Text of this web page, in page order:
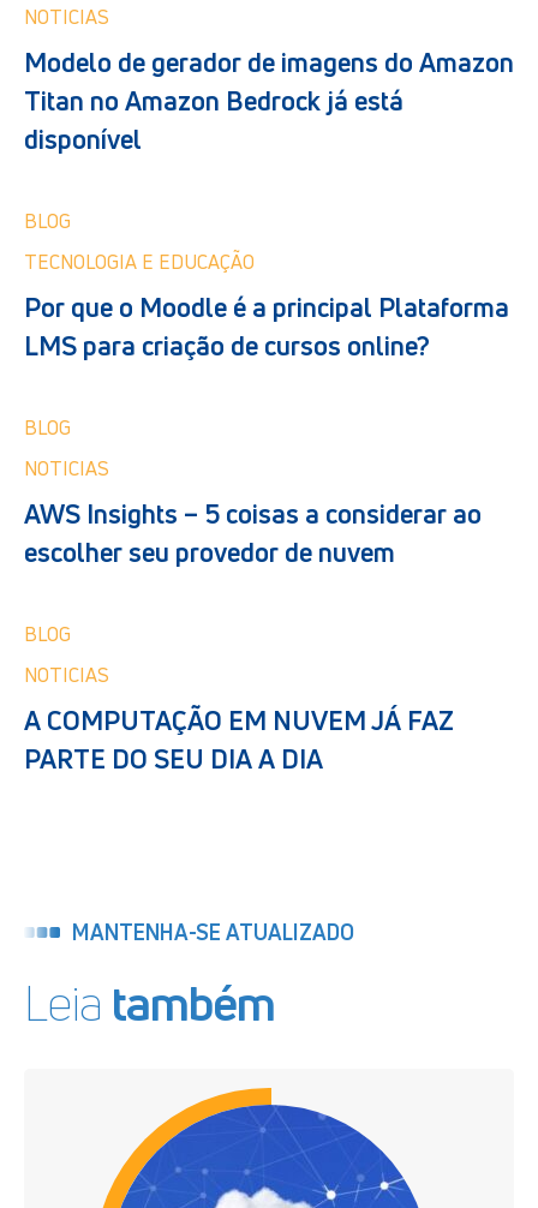
NOTICIAS
Modelo de gerador de imagens do Amazon
Titan no Amazon Bedrock já está
disponível
BLOG
TECNOLOGIA E EDUCAÇÃO
Por que o Moodle é a principal Plataforma
LMS para criação de cursos online?
BLOG
NOTICIAS
AWS Insights – 5 coisas a considerar ao
escolher seu provedor de nuvem
BLOG
NOTICIAS
A COMPUTAÇÃO EM NUVEM JÁ FAZ
PARTE DO SEU DIA A DIA
MANTENHA-SE ATUALIZADO
Leia também